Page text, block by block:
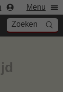
Menu
Zoeken